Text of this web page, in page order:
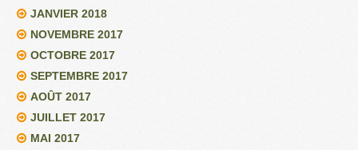
JANVIER 2018
NOVEMBRE 2017
OCTOBRE 2017
SEPTEMBRE 2017
AOÛT 2017
JUILLET 2017
MAI 2017